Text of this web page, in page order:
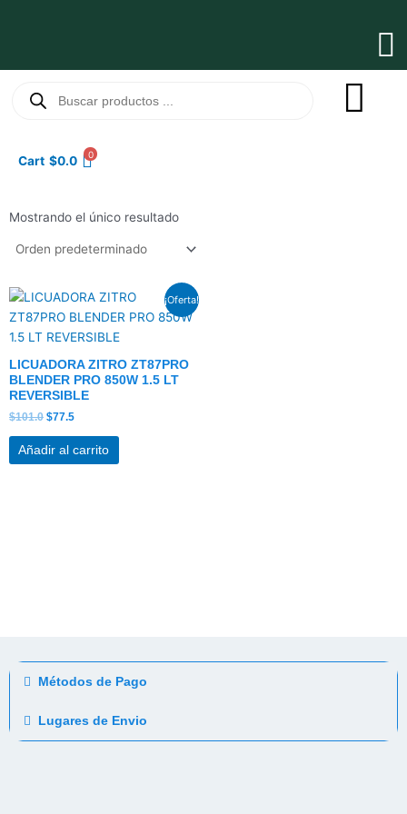
productos
Cart $0.0 0
Mostrando el único resultado
¡Oferta!
LICUADORA ZITRO ZT87PRO
BLENDER PRO 850W 1.5 LT
REVERSIBLE
$101.0
El
original
era:
$77.5
El
actual
es:
Añadir al carrito
Métodos de Pago
Lugares de Envio